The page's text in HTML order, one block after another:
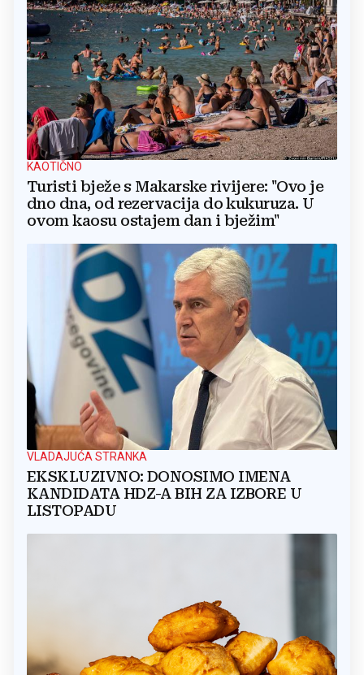
KAOTIČNO
Turisti bježe s Makarske rivijere: "Ovo je
dno dna, od rezervacija do kukuruza. U
ovom kaosu ostajem dan i bježim"
VLADAJUĆA STRANKA
EKSKLUZIVNO: DONOSIMO IMENA
KANDIDATA HDZ-A BIH ZA IZBORE U
LISTOPADU